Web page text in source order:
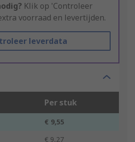
Klik op 'Controleer
voorraad en levertijden.
leverdata
Per stuk
€ 9,55
€ 9,27